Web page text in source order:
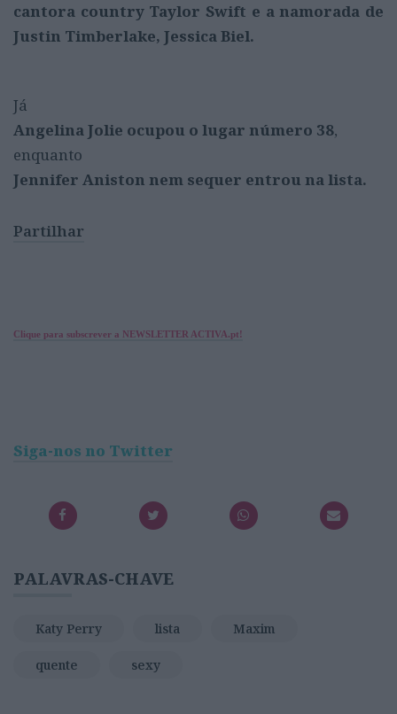
cantora country Taylor Swift e a namorada de
Justin Timberlake, Jessica Biel.
Já
Angelina Jolie ocupou o lugar número 38,
enquanto
Jennifer Aniston nem sequer entrou na lista.
Partilhar
Clique para subscrever a NEWSLETTER ACTIVA.pt!
Siga-nos no Twitter
PALAVRAS-CHAVE
Katy Perry lista Maxim
quente sexy